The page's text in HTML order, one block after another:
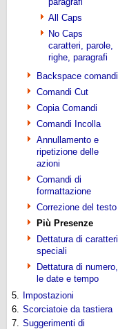
All Caps
No Caps
caratteri, parole,
righe, paragrafi
Backspace comandi
Comandi Cut
Copia Comandi
Comandi Incolla
Annullamento e
ripetizione delle
azioni
Comandi di
formattazione
Correzione del testo
Più Presenze
Dettatura di caratteri
speciali
Dettatura di numero,
le date e tempo
5.
Impostazioni
6. Scorciatoie da tastiera
7. Suggerimenti di